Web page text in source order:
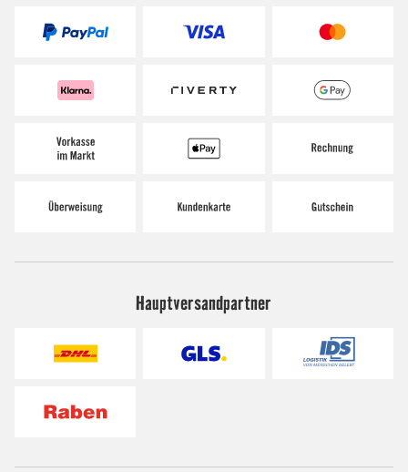
Hauptversandpartner